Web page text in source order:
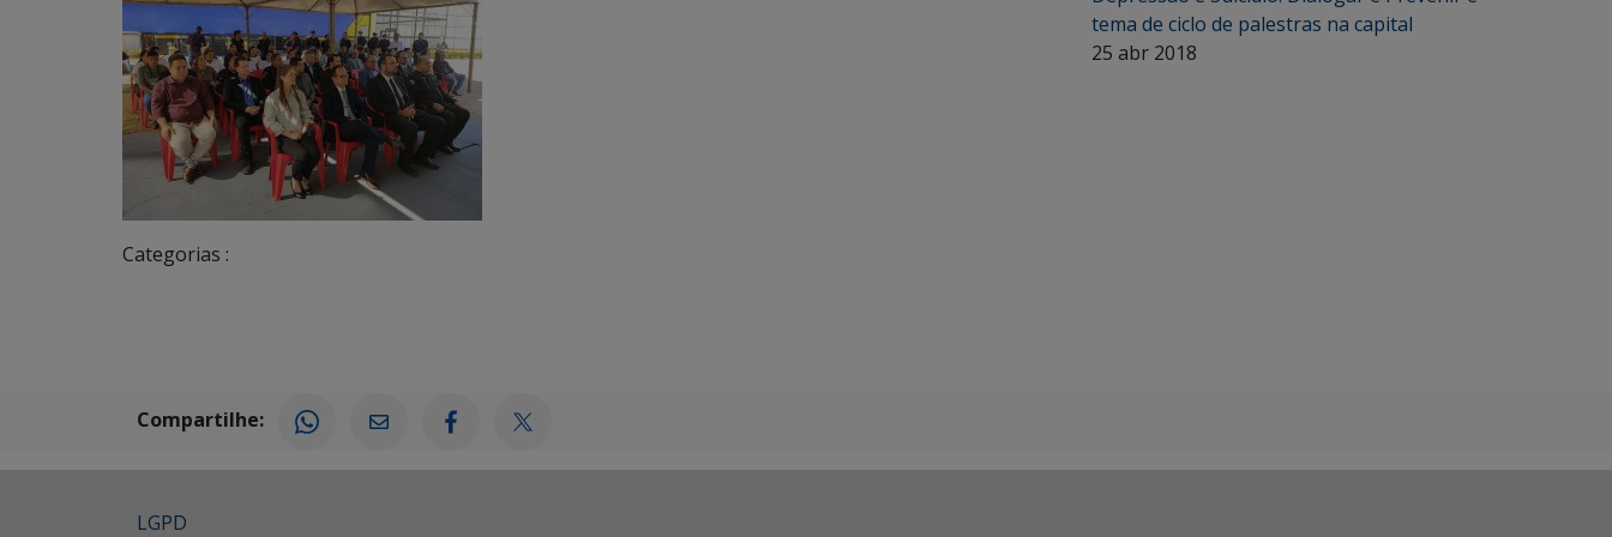
Categorias :
tema de ciclo de palestras na capital
25 abr 2018
Compartilhe:
LGPD